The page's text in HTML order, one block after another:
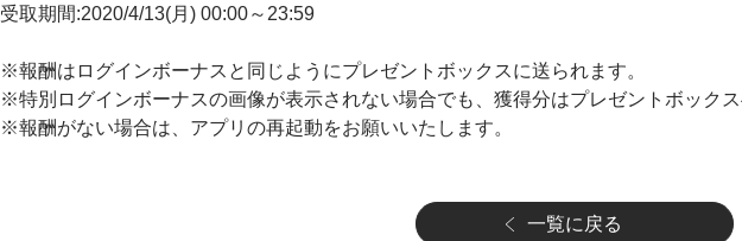
受取期間:2020/4/13(月) 00:00～23:59
※報酬はログインボーナスと同じようにプレゼントボックスに送られます。
※特別ログインボーナスの画像が表示されない場合でも、獲得分はプレゼントボックス
※報酬がない場合は、アプリの再起動をお願いいたします。
一覧に戻る